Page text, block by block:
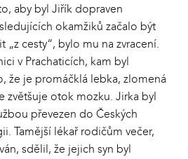
aby byl Jiřík dopraven
okamžiků začalo být
„z cesty“, bylo mu na zvracení.
v Prachaticích, kam byl
že je promáčklá lebka, zlomená
zvětšuje otok mozku. Jirka byl
převezen do Českých
Tamější lékař rodičům večer,
sdělil, že jejich syn byl